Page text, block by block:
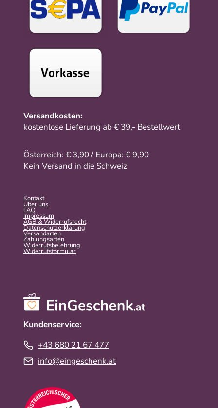
Versandkosten:
kostenlose Lieferung ab € 39,- Bestellwert
Österreich: € 3,90 / Europa: € 9,90
Kein Versand in die Schweiz
Kontakt
Über uns
FAQ
Impressum
AGB & Widerrufsrecht
Datenschutzerklärung
Versandarten
Zahlungsarten
Widerrufsbelehrung
Widerrufs­formular
Kundenservice:
+43 680 21 67 477
info@eingeschenk.at